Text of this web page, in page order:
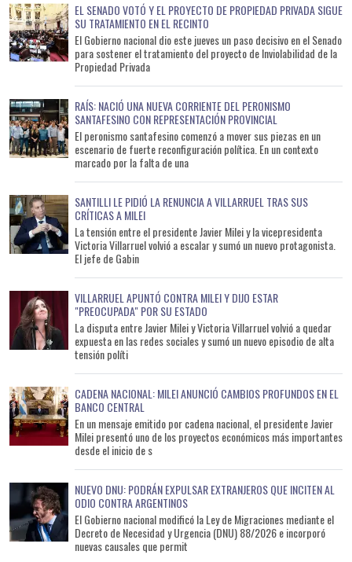
EL SENADO VOTÓ Y EL PROYECTO DE PROPIEDAD PRIVADA SIGUE
SU TRATAMIENTO EN EL RECINTO
El Gobierno nacional dio este jueves un paso decisivo en el Senado
para sostener el tratamiento del proyecto de Inviolabilidad de la
Propiedad Privada
RAÍS: NACIÓ UNA NUEVA CORRIENTE DEL PERONISMO
SANTAFESINO CON REPRESENTACIÓN PROVINCIAL
El peronismo santafesino comenzó a mover sus piezas en un
escenario de fuerte reconfiguración política. En un contexto
marcado por la falta de una
SANTILLI LE PIDIÓ LA RENUNCIA A VILLARRUEL TRAS SUS
CRÍTICAS A MILEI
La tensión entre el presidente Javier Milei y la vicepresidenta
Victoria Villarruel volvió a escalar y sumó un nuevo protagonista.
El jefe de Gabin
VILLARRUEL APUNTÓ CONTRA MILEI Y DIJO ESTAR
"PREOCUPADA" POR SU ESTADO
La disputa entre Javier Milei y Victoria Villarruel volvió a quedar
expuesta en las redes sociales y sumó un nuevo episodio de alta
tensión políti
CADENA NACIONAL: MILEI ANUNCIÓ CAMBIOS PROFUNDOS EN EL
BANCO CENTRAL
En un mensaje emitido por cadena nacional, el presidente Javier
Milei presentó uno de los proyectos económicos más importantes
desde el inicio de s
NUEVO DNU: PODRÁN EXPULSAR EXTRANJEROS QUE INCITEN AL
ODIO CONTRA ARGENTINOS
El Gobierno nacional modificó la Ley de Migraciones mediante el
Decreto de Necesidad y Urgencia (DNU) 88/2026 e incorporó
nuevas causales que permit